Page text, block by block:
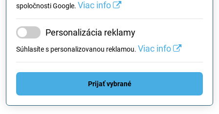
spoločnosti Google. Viac info
Personalizácia reklamy
Súhlasíte s personalizovanou reklamou. Viac info
Prijať vybrané